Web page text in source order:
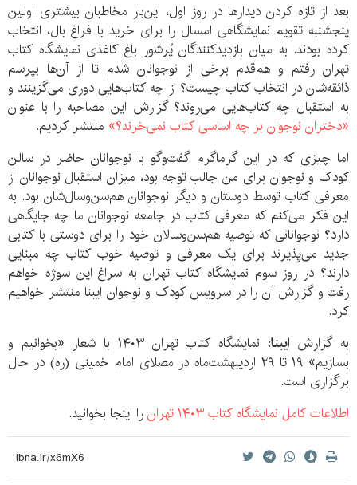
بعد از تازه کردن دیدارها در روز اول، این‌بار مخاطبان بیشتری اولین
پنجشنبه تقویم نمایشگاهی امسال را برای خرید با فراغ بال، انتخاب
کرده بودند. به میان بازدیدکنندگان پُرشور باغ کاغذی نمایشگاه کتاب
تهران رفتم و هم‌قدم برخی از نوجوانان شدم تا از آن‌ها بپرسم
ذائقه‌شان در انتخاب کتاب چیست؟ از چه کتاب‌هایی دوری می‌گزینند و
به استقبال چه کتاب‌هایی می‌روند؟ گزارش این مصاحبه را با عنوان
«دختران نوجوان بر چه اساسی کتاب نمی‌خرند؟» منتشر کردیم.
اما چیزی که در این گرماگرم گفت‌وگو با نوجوانان حاضر در سالن
کودک و نوجوان برای من جالب توجه بود، میزان استقبال نوجوانان از
معرفی کتاب توسط دوستان و دیگر نوجوانان هم‌سن‌وسال‌شان بود. به
این فکر می‌کنم که معرفی کتاب در جامعه نوجوانان ما چه جایگاهی
دارد؟ نوجوانانی که توصیه هم‌سن‌وسالان خود را برای دوستی با کتابی
جدید می‌پذیرند برای یک معرفی و توصیه خوب کتاب چه مبنایی
دارند؟ در روز سوم نمایشگاه کتاب تهران به سراغ این سوژه خواهم
رفت و گزارش آن را در سرویس کودک و نوجوان ایبنا منتشر خواهیم
کرد.
به گزارش ایبنا: نمایشگاه کتاب تهران ۱۴۰۳
با شعار «بخوانیم و
بسازیم» ۱۹ تا ۲۹ اردیبهشت‌ماه در مصلای امام خمینی (ره) در حال
برگزاری است.
اطلاعات کامل نمایشگاه کتاب تهرانرا اینجا بخوانید.